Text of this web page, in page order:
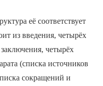
её соответствует
из введения, четырёх
четырёх
(списка источников
сокращений и